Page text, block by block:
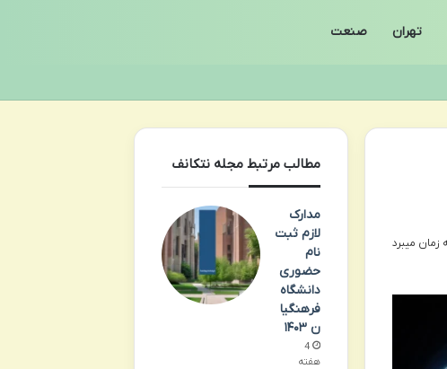
تهران صنعت
مطالب مرتبط مجله نتکانف
مدارک
لازم ثبت
نام
حضوری
دانشگاه
فرهنگیا
ن ۱۴۰۳
4
هفته